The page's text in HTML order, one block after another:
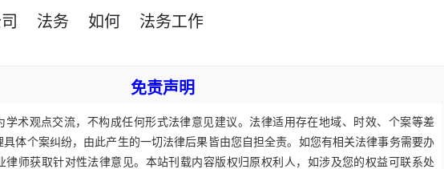
法务 如何 法务工作
免责声明
学术观点交流，不构成任何形式法律意见建议。法律适用存在地域、时效、个案等差
体个案纠纷，由此产生的一切法律后果皆由您自担全责。如您有相关法律事务需要办
律师获取针对性法律意见。本站刊载内容版权归原权利人，如涉及您的权益可联系处